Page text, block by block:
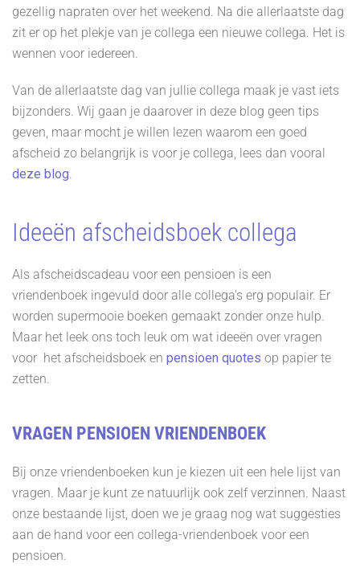
gezellig napraten over het weekend. Na die allerlaatste dag
zit er op het plekje van je collega een nieuwe collega. Het is
wennen voor iedereen.
Van de allerlaatste dag van jullie collega maak je vast iets
bijzonders. Wij gaan je daarover in deze blog geen tips
geven, maar mocht je willen lezen waarom een goed
afscheid zo belangrijk is voor je collega, lees dan vooral
deze blog.
Ideeën afscheidsboek collega
Als afscheidscadeau voor een pensioen is een
vriendenboek ingevuld door alle collega's erg populair. Er
worden supermooie boeken gemaakt zonder onze hulp.
Maar het leek ons toch leuk om wat ideeën over vragen
voor het afscheidsboek en pensioen quotes op papier te
zetten.
VRAGEN PENSIOEN VRIENDENBOEK
Bij onze vriendenboeken kun je kiezen uit een hele lijst van
vragen. Maar je kunt ze natuurlijk ook zelf verzinnen. Naast
onze bestaande lijst, doen we je graag nog wat suggesties
aan de hand voor een collega-vriendenboek voor een
pensioen.